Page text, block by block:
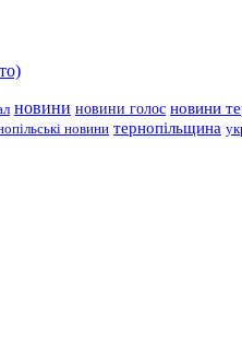
новини новини голос новини
новини тернопільщина